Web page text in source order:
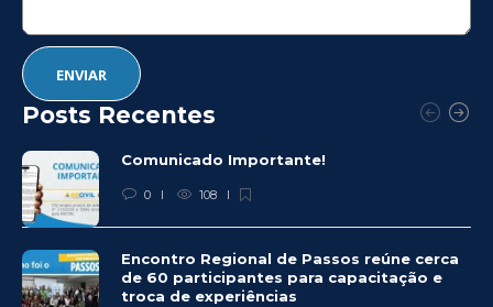
Posts Recentes
Comunicado Importante!
0 108
Encontro Regional de Passos reúne cerca
de 60 participantes para capacitação e
troca de experiências